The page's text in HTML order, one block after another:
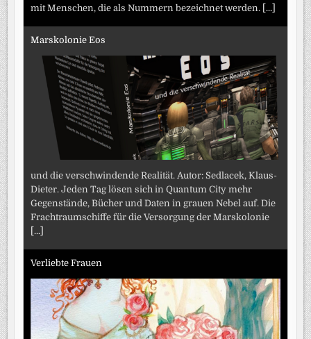
mit Menschen, die als Nummern bezeichnet werden. [...]
Marskolonie Eos
und die verschwindende Realität. Autor: Sedlacek, Klaus-
Dieter. Jeden Tag lösen sich in Quantum City mehr
Gegenstände, Bücher und Daten in grauen Nebel auf. Die
Frachtraumschiffe für die Versorgung der Marskolonie
[...]
Verliebte Frauen